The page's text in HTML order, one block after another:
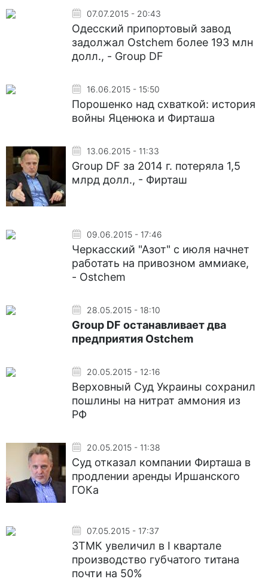
07.07.2015 - 20:43
Одесский припортовый завод
задолжал Ostchem более 193 млн
долл., - Group DF
16.06.2015 - 15:50
Порошенко над схваткой: история
войны Яценюка и Фирташа
13.06.2015 - 11:33
Group DF за 2014 г. потеряла 1,5
млрд долл., - Фирташ
09.06.2015 - 17:46
Черкасский "Азот" с июля начнет
работать на привозном аммиаке,
- Ostchem
28.05.2015 - 18:10
Group DF останавливает два
предприятия Ostchem
20.05.2015 - 12:16
Верховный Суд Украины сохранил
пошлины на нитрат аммония из
РФ
20.05.2015 - 11:38
Суд отказал компании Фирташа в
продлении аренды Иршанского
ГОКа
07.05.2015 - 17:37
ЗТМК увеличил в I квартале
производство губчатого титана
почти на 50%